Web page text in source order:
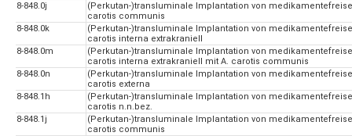
8-848.0j
(Perkutan-)transluminale Implantation von
carotis communis
8-848.0k
(Perkutan-)transluminale Implantation von
carotis interna extrakraniell
8-848.0m
(Perkutan-)transluminale Implantation von
carotis interna extrakraniell mit A. carotis communis
8-848.0n
(Perkutan-)transluminale Implantation von
carotis externa
8-848.1h
(Perkutan-)transluminale Implantation von
carotis n.n.bez.
8-848.1j
(Perkutan-)transluminale Implantation von
carotis communis